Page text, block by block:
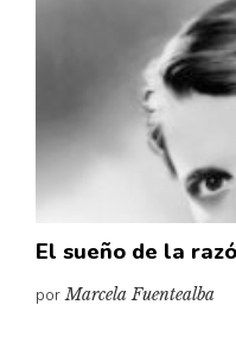
El sueño de la
porMarcela Fuentealba